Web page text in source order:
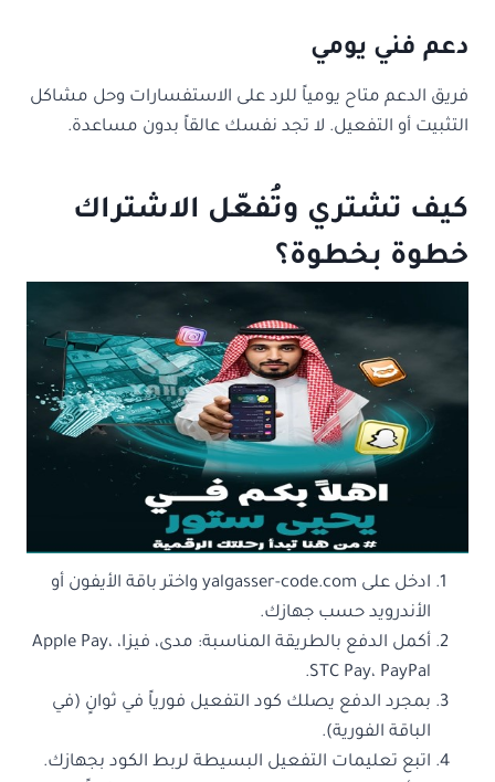
دعم فني يومي
فريق الدعم متاح يومياً للرد على الاستفسارات وحل مشاكل
التثبيت أو التفعيل. لا تجد نفسك عالقاً بدون مساعدة.
كيف تشتري وتُفعّل الاشتراك
خطوة بخطوة؟
ادخل على yalgasser-code.com واختر باقة الأيفون أو
الأندرويد حسب جهازك.
أكمل الدفع بالطريقة المناسبة: مدى، فيزا، Apple Pay،
STC Pay، PayPal.
بمجرد الدفع يصلك كود التفعيل فورياً في ثوانٍ (في
الباقة الفورية).
اتبع تعليمات التفعيل البسيطة لربط الكود بجهازك.